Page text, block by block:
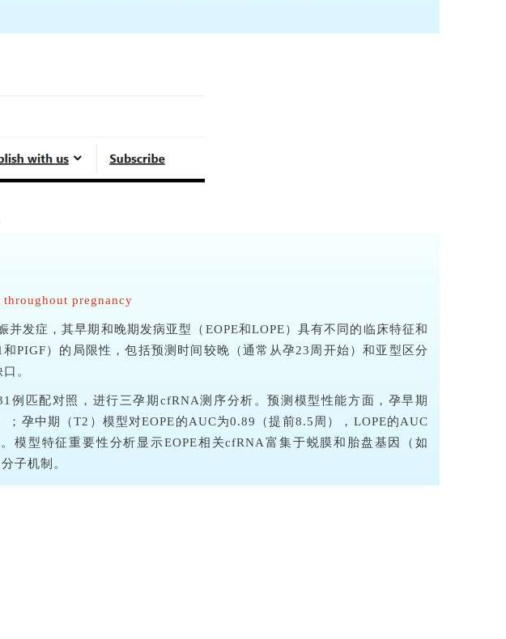
pregnancy
发症，其早期和晚期发病亚型（EOPE和LOPE）具有不同的临床特征和
PIGF）的局限性，包括预测时间较晚（通常从孕23周开始）和亚型区分
。
例匹配对照，进行三孕期cfRNA测序分析。预测模型性能方面，孕早期
孕中期（T2）模型对EOPE的AUC为0.89（提前8.5周），LOPE的AUC
模型特征重要性分析显示EOPE相关cfRNA富集于蜕膜和胎盘基因（如
子机制。